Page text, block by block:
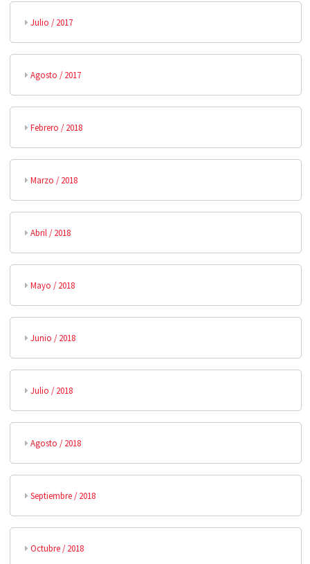
Julio / 2017
Agosto / 2017
Febrero / 2018
Marzo / 2018
Abril / 2018
Mayo / 2018
Junio / 2018
Julio / 2018
Agosto / 2018
Septiembre / 2018
Octubre / 2018